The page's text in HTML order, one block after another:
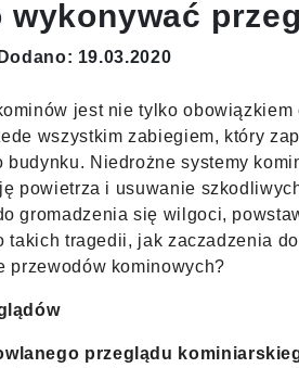
wykonywać
Dodano: 19.03.2020
jest nie tylko obowiązkiem
wszystkim zabiegiem, który
budynku. Niedrożne systemy
powietrza i usuwanie
gromadzenia się wilgoci,
takich tragedii, jak zaczadzenia
przewodów kominowych?
przeglądu